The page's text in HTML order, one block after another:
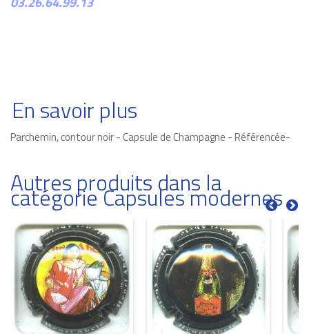
En savoir plus
Parchemin, contour noir - Capsule de Champagne - Référencée-
Autres produits dans la
catégorie Capsules modernes